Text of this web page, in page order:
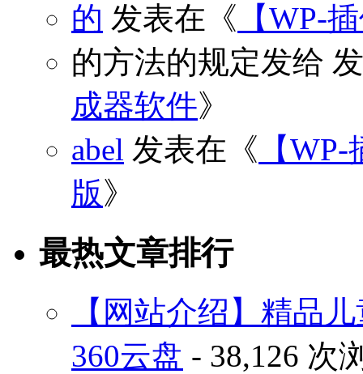
的 发表在《 【WP-
的方法的规定发给
成器软件》
abel 发表在《 【
版》
最热文章排行
【网站介绍】精品
360云盘 - 38,126 次